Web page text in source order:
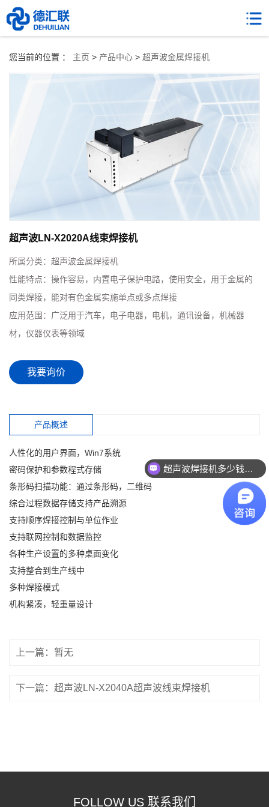
您当前的位置 ： 主页 > 产品中心 > 超声波金属焊接机
超声波LN-X2020A线束焊接机
所属分类： 超声波金属焊接机
性能特点： 操作容易，内置电子保护电路，使用安全，用于金属的
同类焊接，能对有色金属实施单点或多点焊接
应用范围： 广泛用于汽车，电子电器，电机，通讯设备，机械器
材，仪器仪表等领域
我要询价
产品概述
人性化的用户界面，Win7系统
密码保护和参数程式存储
条形码扫描功能：通过条形码，二维码
综合过程数据存储支持产品溯源
支持顺序焊接控制与单位作业
支持联网控制和数据监控
各种生产设置的多种桌面变化
支持整合到生产线中
多种焊接模式
机构紧凑，轻重量设计
上一篇：暂无
下一篇：超声波LN-X2040A超声波线束焊接机
FOLLOW US 联系我们
超声波焊接机多少钱一台？